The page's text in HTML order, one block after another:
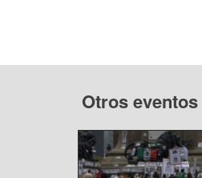
Otros eventos